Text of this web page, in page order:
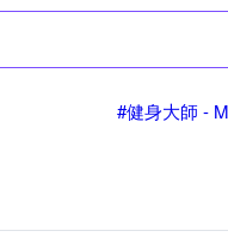
#健身大師 -